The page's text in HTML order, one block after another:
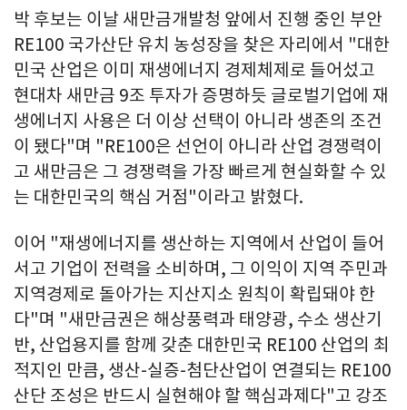
박 후보는 이날 새만금개발청 앞에서 진행 중인 부안
RE100 국가산단 유치 농성장을 찾은 자리에서 "대한
민국 산업은 이미 재생에너지 경제체제로 들어섰고
현대차 새만금 9조 투자가 증명하듯 글로벌기업에 재
생에너지 사용은 더 이상 선택이 아니라 생존의 조건
이 됐다"며 "RE100은 선언이 아니라 산업 경쟁력이
고 새만금은 그 경쟁력을 가장 빠르게 현실화할 수 있
는 대한민국의 핵심 거점"이라고 밝혔다.
이어 "재생에너지를 생산하는 지역에서 산업이 들어
서고 기업이 전력을 소비하며, 그 이익이 지역 주민과
지역경제로 돌아가는 지산지소 원칙이 확립돼야 한
다"며 "새만금권은 해상풍력과 태양광, 수소 생산기
반, 산업용지를 함께 갖춘 대한민국 RE100 산업의 최
적지인 만큼, 생산-실증-첨단산업이 연결되는 RE100
산단 조성은 반드시 실현해야 할 핵심과제다"고 강조